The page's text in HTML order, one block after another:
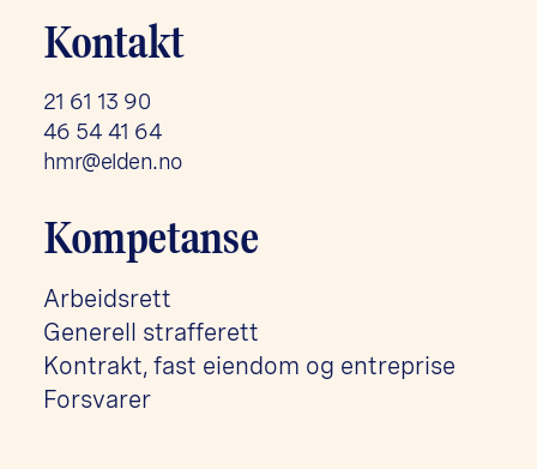
Kontakt
21 61 13 90
46 54 41 64
hmr@elden.no
Kompetanse
Arbeidsrett
Generell strafferett
Kontrakt, fast eiendom og entreprise
Forsvarer